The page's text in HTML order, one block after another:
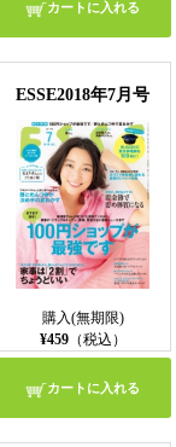
カートに入れる
ESSE2018年7月号
購入(無期限)
¥459（税込）
カートに入れる